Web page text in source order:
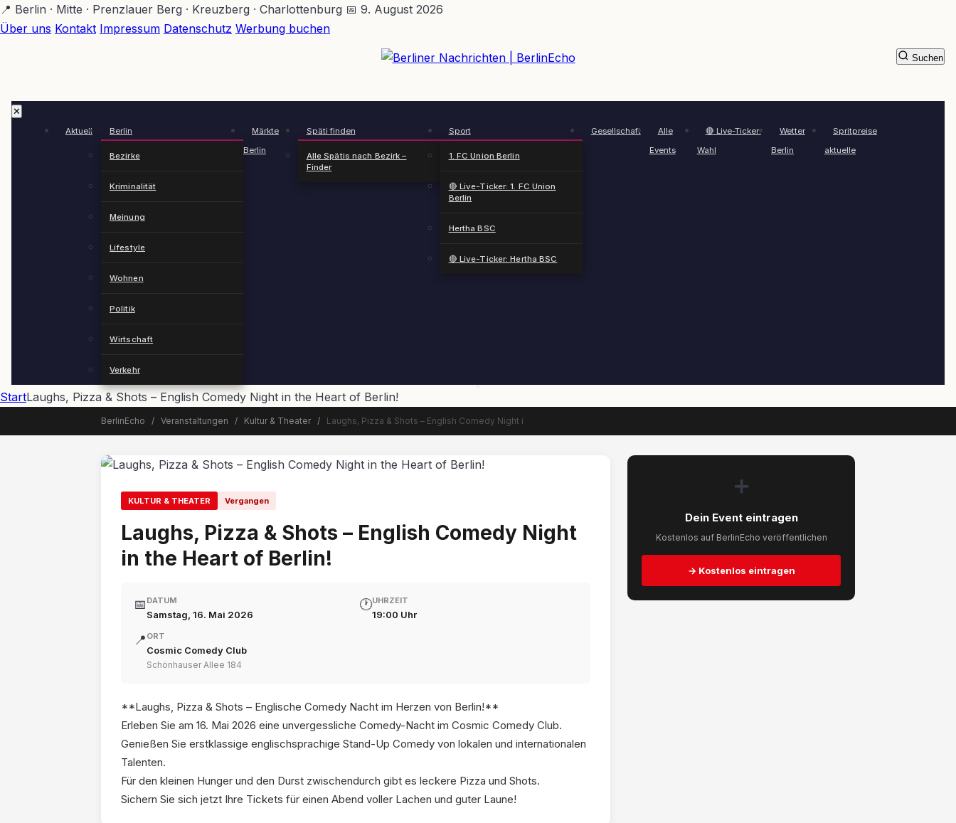
Zum
Hauptinhalt
📍 Berlin · Mitte · Prenzlauer Berg · Kreuzberg · Charlottenburg 📅 9. August 2026
Über uns Kontakt Impressum Datenschutz Werbung buchen
✕
Aktuell Berlin
Bezirke
Kriminalität
Meinung
Lifestyle
Wohnen
Politik
Wirtschaft
Verkehr
Märkte
Berlin
Späti finden
Alle Spätis nach Bezirk –
Finder
Sport
1. FC Union Berlin
🔴 Live-Ticker: 1. FC Union
Berlin
Hertha BSC
🔴 Live-Ticker: Hertha BSC
Gesellschaft
Alle
Events
🔴 Live-Ticker:
Wahl
Wetter
Berlin
Spritpreise
aktuelle
Suchen
StartLaughs, Pizza & Shots – English Comedy Night in the Heart of Berlin!
BerlinEcho / Veranstaltungen / Kultur & Theater / Laughs, Pizza & Shots – English Comedy Night i
KULTUR & THEATER Vergangen
Laughs, Pizza & Shots – English Comedy Night
in the Heart of Berlin!
📅 DATUM
Samstag, 16. Mai 2026
🕐UHRZEIT
19:00 Uhr
📍 ORT
Cosmic Comedy Club
Schönhauser Allee 184
**Laughs, Pizza & Shots – Englische Comedy Nacht im Herzen von Berlin!**
Erleben Sie am 16. Mai 2026 eine unvergessliche Comedy-Nacht im Cosmic Comedy Club.
Genießen Sie erstklassige englischsprachige Stand-Up Comedy von lokalen und internationalen
Talenten.
Für den kleinen Hunger und den Durst zwischendurch gibt es leckere Pizza und Shots.
Sichern Sie sich jetzt Ihre Tickets für einen Abend voller Lachen und guter Laune!
➕
Dein Event eintragen
Kostenlos auf BerlinEcho veröffentlichen
→ Kostenlos eintragen